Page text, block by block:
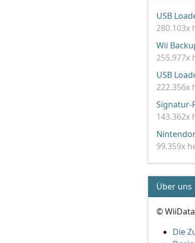
USB
280.103x
Wii
255.977x
USB
222.356x
Signatur-
143.362x
99.359x
Über uns
©
Die